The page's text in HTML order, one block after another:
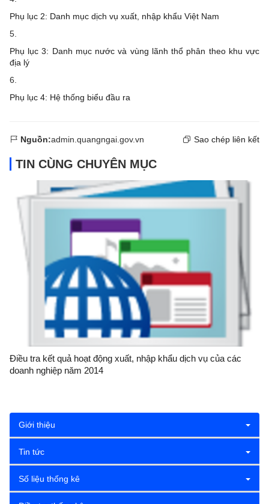
Phụ lục 2: Danh mục dịch vụ xuất, nhập khẩu Việt Nam
5.
Phụ lục 3: Danh mục nước và vùng lãnh thổ phân theo khu vực
địa lý
6.
Phụ lục 4: Hệ thống biểu đầu ra
Nguồn:admin.quangngai.gov.vn Sao chép liên kết
TIN CÙNG CHUYÊN MỤC
Điều tra kết quả hoạt động xuất, nhập khẩu dịch vụ của các
doanh nghiệp năm 2014
Giới thiệu
Tin tức
Số liệu thống kê